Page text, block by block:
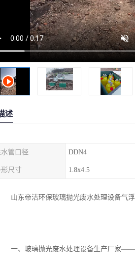
述
管口径 DDN4
形尺寸 1.8x4.5
山东帝洁环保玻璃抛光废水处理设备气
一、玻璃抛光废水处理设备生产厂家